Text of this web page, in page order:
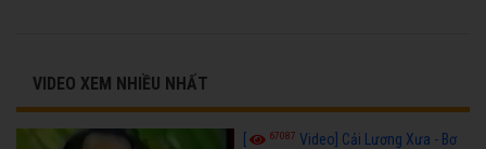
VIDEO XEM NHIỀU NHẤT
[ 67087 Video] Cải Lương Xưa - Bơ